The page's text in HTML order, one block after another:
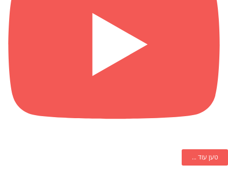
טען עוד ...